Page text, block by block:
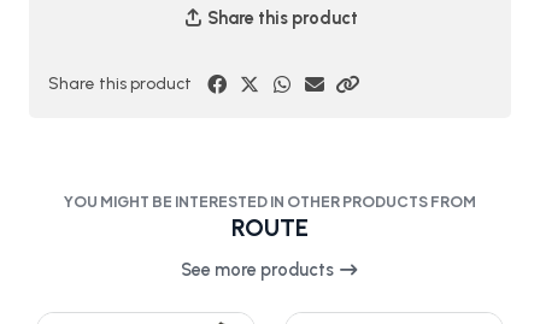
Share this product
Share this product
YOU MIGHT BE INTERESTED IN OTHER PRODUCTS FROM
ROUTE
See more products